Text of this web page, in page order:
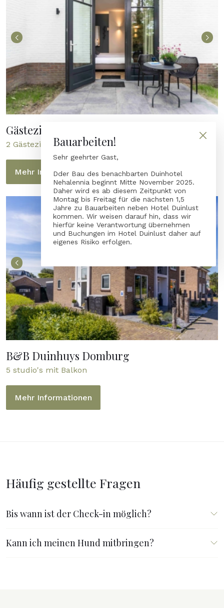
Bauarbeiten!
Sehr geehrter Gast,
Dder Bau des benachbarten Duinhotel
Nehalennia beginnt Mitte November 2025.
Daher wird es ab diesem Zeitpunkt von
Montag bis Freitag für die nächsten 1,5
Jahre zu Bauarbeiten neben Hotel Duinlust
kommen. Wir weisen darauf hin, dass wir
hierfür keine Verantwortung übernehmen
und Buchungen im Hotel Duinlust daher auf
eigenes Risiko erfolgen.
Gästezimmer Molenerve 35 NEU!
2 Gästezimmer mit Terrasse
Mehr Informationen
B&B Duinhuys Domburg
5 studio's mit Balkon
Mehr Informationen
Häufig gestellte Fragen
Bis wann ist der Check-in möglich?
Kann ich meinen Hund mitbringen?